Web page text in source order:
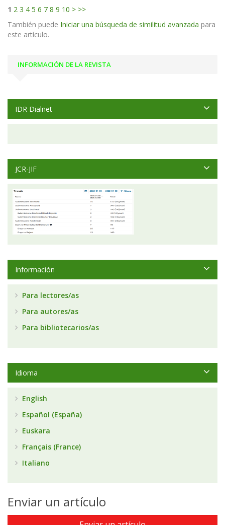
1 2 3 4 5 6 7 8 9 10 > >>
También puede Iniciar una búsqueda de similitud avanzada para
este artículo.
INFORMACIÓN DE LA REVISTA
IDR Dialnet
JCR-JIF
Información
Para lectores/as
Para autores/as
Para bibliotecarios/as
Idioma
English
Español (España)
Euskara
Français (France)
Italiano
Enviar un artículo